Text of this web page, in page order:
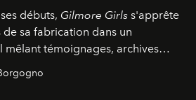
débuts, Gilmore Girls s'apprête
sa fabrication dans un
témoignages, archives